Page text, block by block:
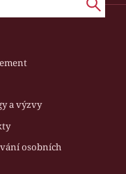
a výzvy
osobních